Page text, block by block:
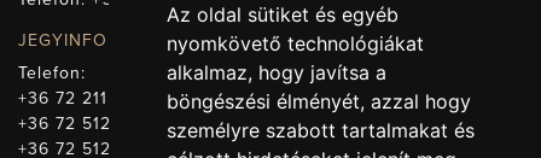
Az oldal sütiket és egyéb
nyomkövető technológiákat
alkalmaz, hogy javítsa a
böngészési élményét, azzal hogy
személyre szabott tartalmakat és
JEGYINFORMÁCIÓ
Telefon:
+36 72 211-965
+36 72 512-669
+36 72 512-675